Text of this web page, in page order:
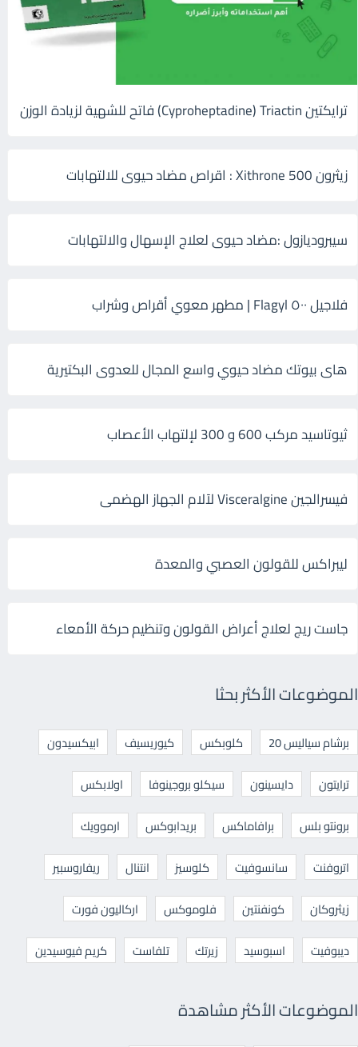
ترايكتين Cyproheptadine) Triactin) فاتح للشهية لزيادة الوزن
زيثرون 500 Xithrone : اقراص مضاد حيوى للالتهابات
سيبروديازول :مضاد حيوى لعلاج الإسهال والالتهابات
فلاجيل ٥٠٠ Flagyl | مطهر معوي أقراص وشراب
هاى بيوتك مضاد حيوي واسع المجال للعدوى البكتيرية
ثيوتاسيد مركب 600 و 300 لإلتهاب الأعصاب
فيسرالجين Visceralgine لآلام الجهاز الهضمى
ليبراكس للقولون العصبي والمعدة
جاست ريج لعلاج أعراض القولون وتنظيم حركة الأمعاء
الموضوعات الأكثر بحثا
برشام سياليس 20 كلوبكس كيوريسيف
ابيكسيدون
ترايتون
دايسينون سيكلو بروجينوفا
اولابكس
برونتو بلس
برافاماكس بريدابوكس
ارموويك
اتروفنت
سانسوفيت كلوسيز انتنال
ريفاروسبير
زيثروكان
كونفنتين فلوموكس
اركاليون فورت
ديبوفيت
اسبوسيد زيرتك تلفاست كريم فيوسيدين
الموضوعات الأكثر مشاهدة